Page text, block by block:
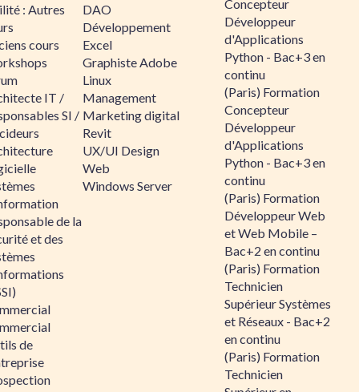
: Autres
cours
IT /
SI /
de la
et des
de
DAO
Développement
Excel
Graphiste Adobe
Linux
Management
Marketing digital
Revit
UX/UI Design
Web
Windows Server
Concepteur
Développeur
d'Applications
Python - Bac+3 en
continu
(Paris) Formation
Concepteur
Développeur
d'Applications
Python - Bac+3 en
continu
(Paris) Formation
Développeur Web
et Web Mobile –
Bac+2 en continu
(Paris) Formation
Technicien
Supérieur Systèmes
et Réseaux - Bac+2
en continu
(Paris) Formation
Technicien